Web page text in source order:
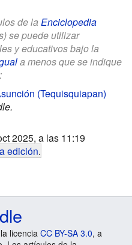
de la Enciclopedia
se puede utilizar
y educativos bajo la
a menos que se indique
(Tequisquiapan)
2025, a las 11:19
edición.
licencia CC BY-SA 3.0, a